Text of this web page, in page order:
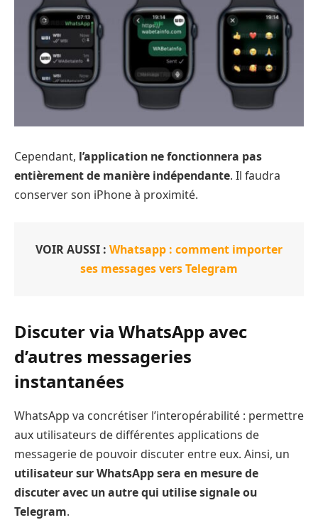
Cependant, l’application ne fonctionnera pas
entièrement de manière indépendante. Il faudra
conserver son iPhone à proximité.
VOIR AUSSI : Whatsapp : comment importer
ses messages vers Telegram
Discuter via WhatsApp avec
d’autres messageries
instantanées
WhatsApp va concrétiser l’interopérabilité : permettre
aux utilisateurs de différentes applications de
messagerie de pouvoir discuter entre eux. Ainsi, un
utilisateur sur WhatsApp sera en mesure de
discuter avec un autre qui utilise signale ou
Telegram.